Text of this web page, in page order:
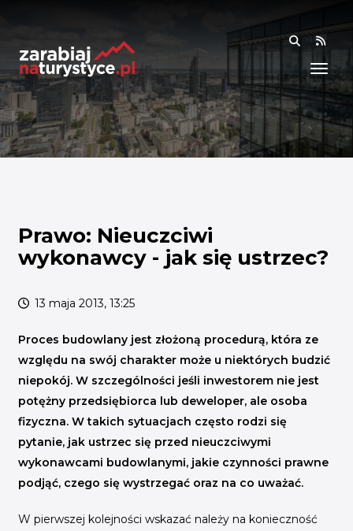
RSS
WIEDZA
ANALIZY I RAPORTY
BADANIA I DANE
AKADEMIA
SPOŁECZNOŚĆ
FINANSE I WSPARCIE
INICJATYWY BRANŻOWE
WYDARZENIA
KONFERENCJE I EVENTY
KONKURSY I NABORY
KALENDARZ WYDARZEŃ
HISTORIA SUKCESU
Prawo: Nieuczciwi
wykonawcy - jak się ustrzec?
13 maja 2013, 13:25
Proces budowlany jest złożoną procedurą, która ze
względu na swój charakter może u niektórych budzić
niepokój. W szczególności jeśli inwestorem nie jest
potężny przedsiębiorca lub deweloper, ale osoba
fizyczna. W takich sytuacjach często rodzi się
pytanie, jak ustrzec się przed nieuczciwymi
wykonawcami budowlanymi, jakie czynności prawne
podjąć, czego się wystrzegać oraz na co uważać.
W pierwszej kolejności wskazać należy na konieczność